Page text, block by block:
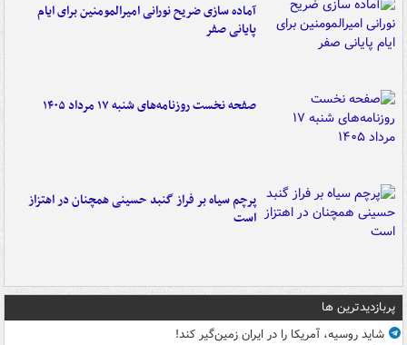
آماده سازی ضریح نورانی امیرالمومنین برای ایام
پایانی صفر
صفحه نخست روزنامه‌های شنبه ۱۷ مرداد ۱۴۰۵
پرچم سیاه بر فراز گنبد حسینی همچنان در اهتزاز
است
پربازدیدترین ها
شاید روسیه، آمریکا را در ایران زمین‌گیر کند!